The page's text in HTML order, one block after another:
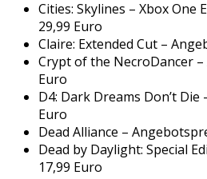
Cities: Skylines – Xbox One
29,99 Euro
Claire: Extended Cut –
Crypt of the NecroDancer
Euro
D4: Dark Dreams Don’t
Euro
Dead Alliance –
Dead by Daylight: Special
17,99 Euro